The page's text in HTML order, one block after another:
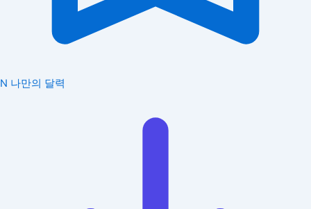
N 나만의 달력